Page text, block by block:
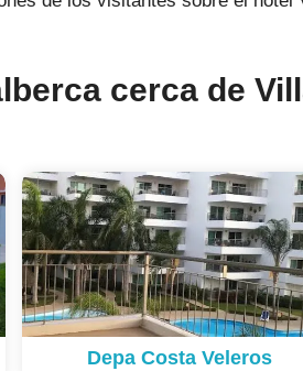
cerca de
Depa Costa Veleros